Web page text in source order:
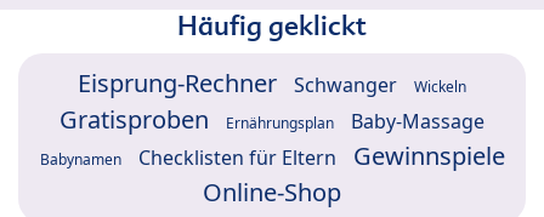
Häufig geklickt
Eisprung-Rechner Schwanger Wickeln
Gratisproben Ernährungsplan Baby-Massage
Babynamen Checklisten für Eltern
Gewinnspiele
Online-Shop